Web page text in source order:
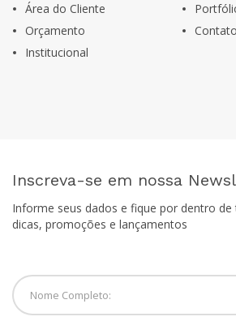
Área do Cliente
Orçamento
Contato
Institucional
Inscreva-se em nossa
Informe seus dados e fique por dentro de
dicas, promoções e lançamentos